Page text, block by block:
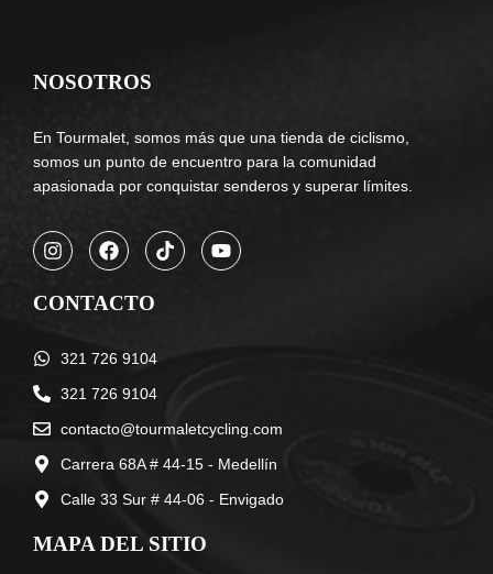
NOSOTROS
En Tourmalet, somos más que una tienda de ciclismo,
somos un punto de encuentro para la comunidad
apasionada por conquistar senderos y superar límites.
CONTACTO
321 726 9104
321 726 9104
contacto@tourmaletcycling.com
Carrera 68A # 44-15 - Medellín
Calle 33 Sur # 44-06 - Envigado
MAPA DEL SITIO